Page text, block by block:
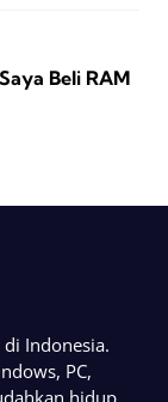
Beli RAM
Indonesia.
PC,
hidup.